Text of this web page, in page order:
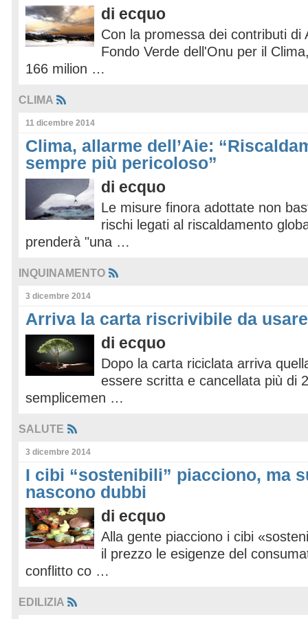
di ecquo
Con la promessa dei contributi di
Fondo Verde dell'Onu per il
166 milion …
CLIMA
11 dicembre 2014
Clima, allarme dell’Aie:
sempre più pericoloso”
di ecquo
Le misure finora adottate non
rischi legati al riscaldamento
prenderà "una …
INQUINAMENTO
3 dicembre 2014
Arriva la carta riscrivibile da
di ecquo
Dopo la carta riciclata arriva
essere scritta e cancellata più di
semplicemen …
SALUTE
3 dicembre 2014
I cibi “sostenibili” piacciono, ma
nascono dubbi
di ecquo
Alla gente piacciono i cibi
il prezzo le esigenze del
conflitto co …
EDILIZIA